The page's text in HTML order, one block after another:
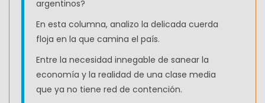
argentinos?
En esta columna, analizo la delicada cuerda
floja en la que camina el país.
Entre la necesidad innegable de sanear la
economía y la realidad de una clase media
que ya no tiene red de contención.